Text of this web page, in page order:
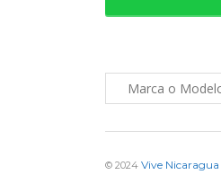
© 2024 Vive Nicaragua